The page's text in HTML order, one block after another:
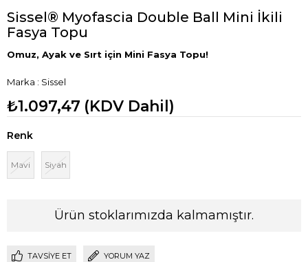
Sissel® Myofascia Double Ball Mini İkili
Fasya Topu
Omuz, Ayak ve Sırt için Mini Fasya Topu!
Marka : Sissel
₺1.097,47 (KDV Dahil)
Renk
Mavi Siyah
Ürün stoklarımızda kalmamıştır.
TAVSIYE ET YORUM YAZ